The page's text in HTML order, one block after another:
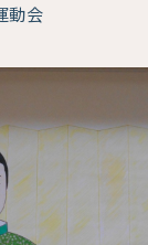
動会